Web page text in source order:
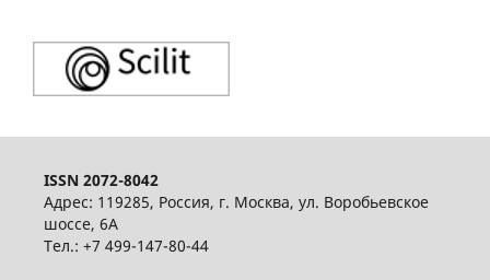
ISSN 2072-8042
Адрес: 119285, Россия, г. Москва, ул. Воробьевское
шоссе, 6А
Тел.: +7 499-147-80-44